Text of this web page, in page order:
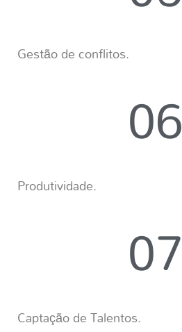
Gestão de conflitos.
06
Produtividade.
07
Captação de Talentos.